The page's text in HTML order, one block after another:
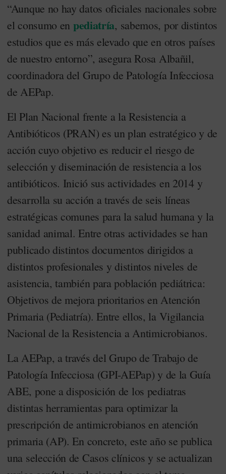
“Aunque no hay datos oficiales nacionales sobre
el consumo en pediatría, sabemos, por distintos
estudios que es más elevado que en otros países
de nuestro entorno”, asegura Rosa Albañil,
coordinadora del Grupo de Patología Infecciosa
de AEPap.
El Plan Nacional frente a la Resistencia a
Antibióticos (PRAN) es un plan estratégico y de
acción cuyo objetivo es reducir el riesgo de
selección y diseminación de resistencia a los
antibióticos. Inició sus actividades en 2014 y
desarrolla su acción a través de seis líneas
estratégicas comunes para la salud humana y la
sanidad animal. Entre otras actividades se han
publicado distintos documentos dirigidos a
distintos profesionales y distintos niveles de
asistencia, también para población pediátrica:
Objetivos de mejora prioritarios en Atención
Primaria (Pediatría). Entre ellos, la Vigilancia
Nacional de la Resistencia a Antimicrobianos.
La AEPap, a través del Grupo de Trabajo de
Patología Infecciosa (GPI-AEPap) y de la Guía
ABE, pone a disposición de los pediatras
distintas herramientas para optimizar la
prescripción de antimicrobianos en atención
primaria (AP). En concreto, este año se publica
una selección de Casos clínicos y se actualizan